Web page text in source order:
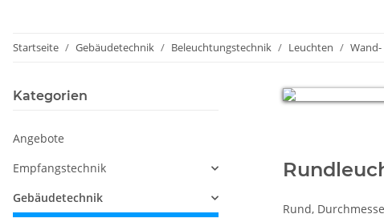
Startseite Gebäudetechnik Beleuchtungstechnik Leuchten
Rund,
Kategorien
Angebote
Empfangstechnik
Gebäudetechnik